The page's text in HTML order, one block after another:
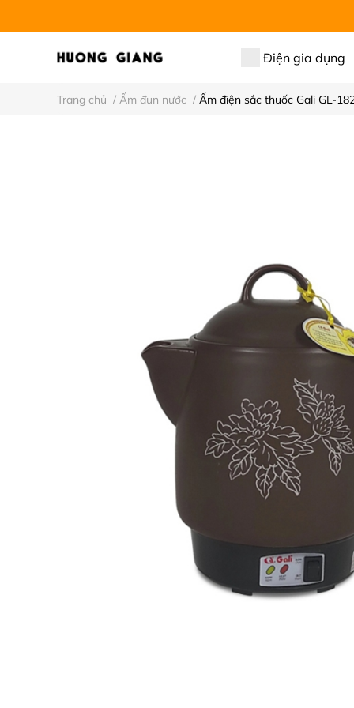
Điện gia dụng
Trang chủ / Ấm đun nước / Ấm điện sắc thuốc Gali GL-